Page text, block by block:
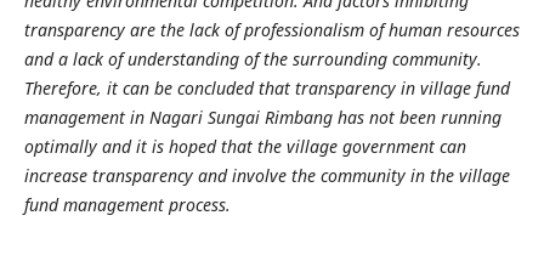
transparency are the lack of professionalism of human resources
and a lack of understanding of the surrounding community.
Therefore, it can be concluded that transparency in village fund
management in Nagari Sungai Rimbang has not been running
optimally and it is hoped that the village government can
increase transparency and involve the community in the village
fund management process.